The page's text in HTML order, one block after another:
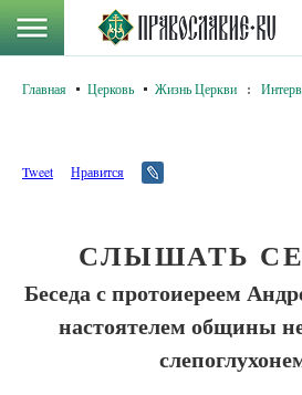
Главная Церковь Жизнь Церкви :
Tweet Нравится
СЛЫШАТЬ
Беседа с протоиереем
настоятелем общины